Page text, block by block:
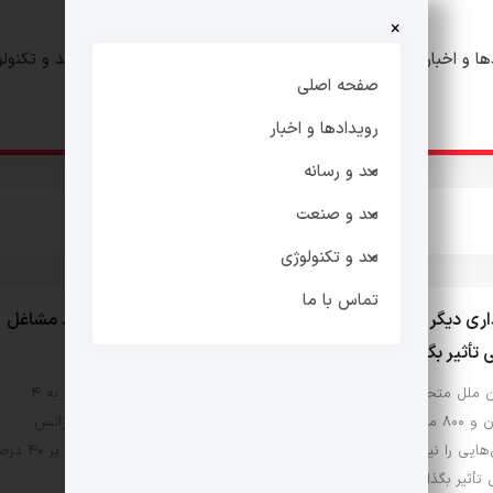
و اخبار مد و
×
صفحه اصلی
رویدادها و اخبار
مد و رسانه
مد و صنعت
مد و تکنولوژی
تماس با ما
هشداری دیگر از سازمان ملل: هوش مصنوعی می‌تواند بر ۴۰ درصد مشاغل
بگذارد
سازمان ملل متحد پیش‌بینی می‌کند ارزش بازار هوش مصنوعی تا سال ۲۰۳۳ به ۴
تریلیون و ۸۰۰ میلیارد دلار برسد که تقریباً برابر اندازه اقتصاد آلمان است این آژانس
نگرانی‌هایی را نیز مطرح کرده است: هوش مصنوعی
بگذارد و نابرابری بین کشورها را بدتر کند.